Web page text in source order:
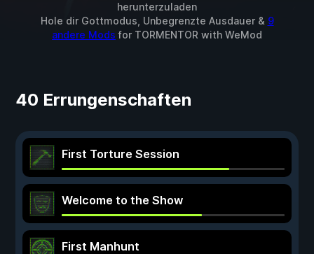
herunterzuladen
Hole dir Gottmodus, Unbegrenzte Ausdauer & 9
andere Mods for TORMENTOR with WeMod
40 Errungenschaften
First Torture Session
Welcome to the Show
First Manhunt